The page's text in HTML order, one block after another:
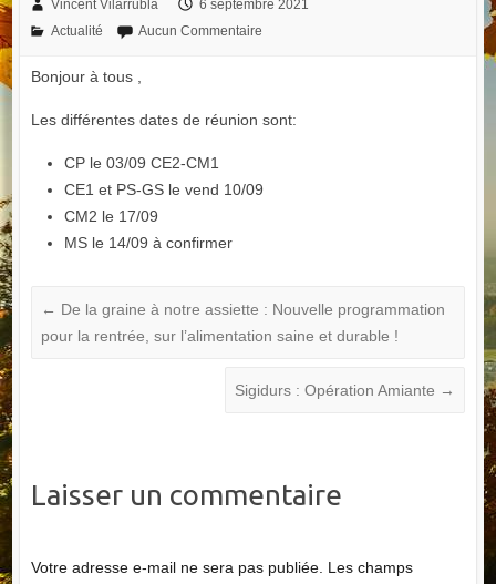
Vincent Vilarrubla
6 septembre 2021
Actualité
Aucun Commentaire
Bonjour à tous ,
Les différentes dates de réunion sont:
CP le 03/09 CE2-CM1
CE1 et PS-GS le vend 10/09
CM2 le 17/09
MS le 14/09 à confirmer
← De la graine à notre assiette : Nouvelle programmation
pour la rentrée, sur l’alimentation saine et durable !
Sigidurs : Opération Amiante →
Laisser un commentaire
Votre adresse e-mail ne sera pas publiée. Les champs